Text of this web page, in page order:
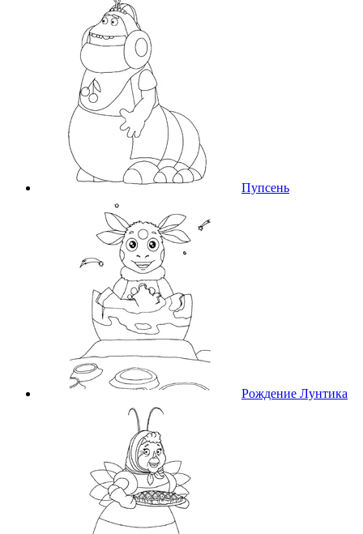
Пупсень
Рождение Лунтика